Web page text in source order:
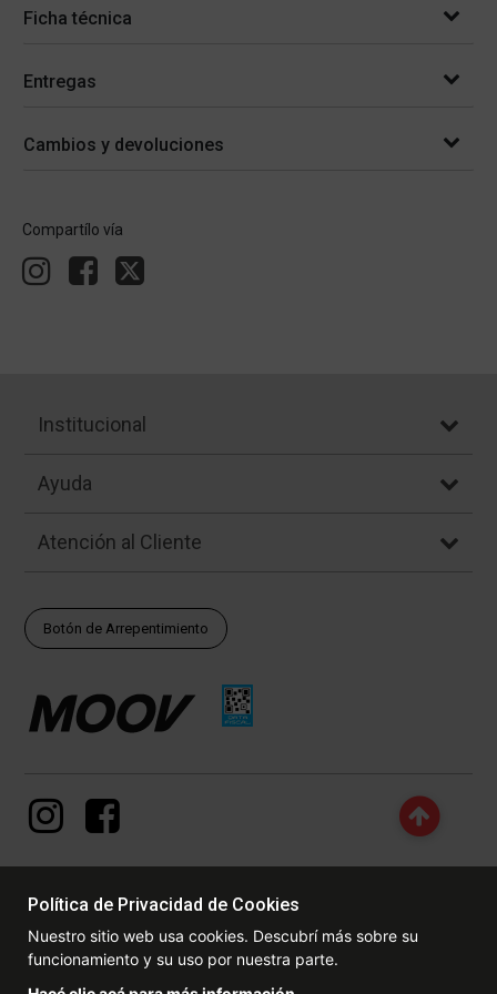
Ficha técnica
Entregas
Cambios y devoluciones
Compartílo vía
Institucional
Ayuda
Atención al Cliente
Botón de Arrepentimiento
DERECHOS RESERVADOS. Las fotos contenidas en este site, el
logotipo y las marcas son propiedad de www.dexter.com.ar y/o de
sus respectivos titulares. Está prohibida la reproducción total o
Política de Privacidad de Cookies
Nuestro sitio web usa cookies. Descubrí más sobre su
funcionamiento y su uso por nuestra parte.